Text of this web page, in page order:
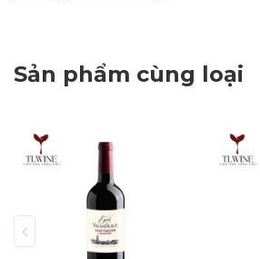
Sản phẩm cùng loại